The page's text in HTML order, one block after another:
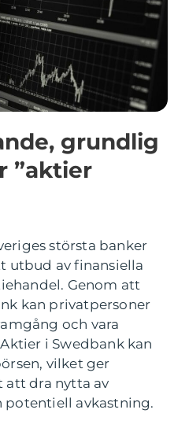
grundlig
”aktier
största banker
utbud av finansiella
Genom att
kan privatpersoner
och vara
i Swedbank kan
vilket ger
att dra nytta av
potentiell avkastning.